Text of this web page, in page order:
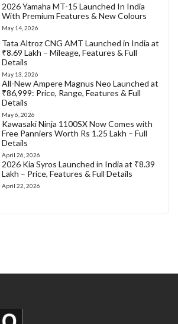
2026 Yamaha MT-15 Launched In India
With Premium Features & New Colours
May 14, 2026
Tata Altroz CNG AMT Launched in India at
₹8.69 Lakh – Mileage, Features & Full
Details
May 13, 2026
All-New Ampere Magnus Neo Launched at
₹86,999: Price, Range, Features & Full
Details
May 6, 2026
Kawasaki Ninja 1100SX Now Comes with
Free Panniers Worth Rs 1.25 Lakh – Full
Details
April 26, 2026
2026 Kia Syros Launched in India at ₹8.39
Lakh – Price, Features & Full Details
April 22, 2026